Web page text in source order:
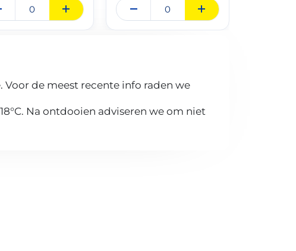
de meest recente info raden we
Na ontdooien adviseren we om niet